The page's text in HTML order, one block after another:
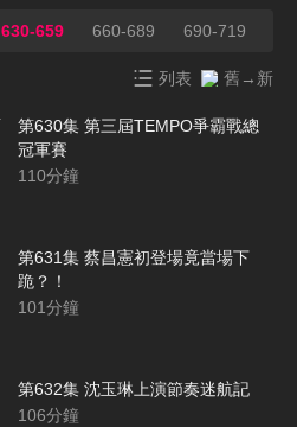
630-659 660-689 690-719
列表 舊→新
第630集 第三屆TEMPO爭霸戰總
冠軍賽
110分鐘
第631集 蔡昌憲初登場竟當場下
跪？！
101分鐘
第632集 沈玉琳上演節奏迷航記
106分鐘